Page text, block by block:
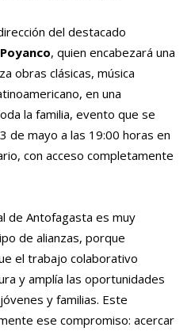
del destacado
, quien encabezará una
obras clásicas, música
en una
la familia, evento que se
de mayo a las 19:00 horas en
con acceso completamente
de Antofagasta es muy
de alianzas, porque
el trabajo colaborativo
y amplía las oportunidades
y familias. Este
ese compromiso: acercar